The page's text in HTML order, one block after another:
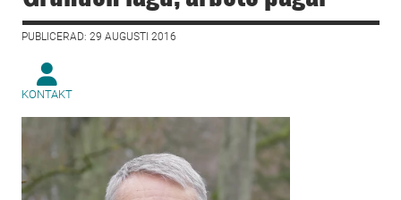
PUBLICERAD: 29 AUGUSTI 2016
KONTAKT